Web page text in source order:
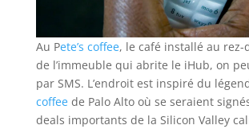
Au Pete’s coffee, le café installé au rez-
de l’immeuble qui abrite le iHub, on
par SMS. L’endroit est inspiré du
coffeede Palo Alto où se seraient
deals importants de la Silicon Valley